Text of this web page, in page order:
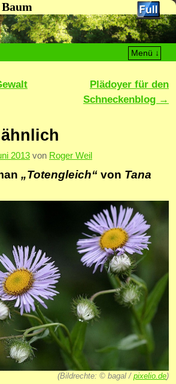
Menü ↓
Plädoyer für den
Schneckenblog →
2013 von Roger Weil
„Totengleich“ von Tana
(Bildrechte: © bagal / pixelio.de)